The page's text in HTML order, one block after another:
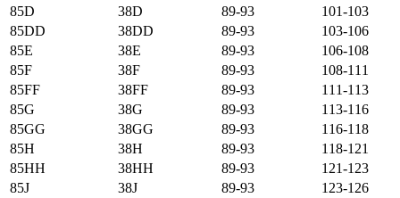
85D
38D 89-93
101-103
85DD
38DD 89-93
103-106
85E
38E 89-93
106-108
85F
38F 89-93
108-111
85FF
38FF 89-93
111-113
85G
38G 89-93
113-116
85GG
38GG 89-93
116-118
85H
38H 89-93
118-121
85HH
38HH 89-93
121-123
85J
38J 89-93
123-126